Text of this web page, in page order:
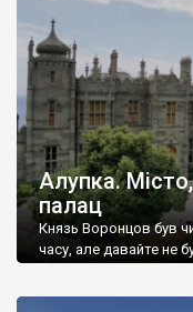
Алупка.
палац
Князь Воронцов був
часу, але давайте не